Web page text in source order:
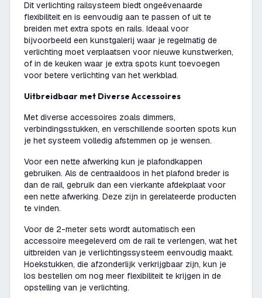
Dit verlichting railsysteem biedt ongeëvenaarde
flexibiliteit en is eenvoudig aan te passen of uit te
breiden met extra spots en rails. Ideaal voor
bijvoorbeeld een kunstgalerij waar je regelmatig de
verlichting moet verplaatsen voor nieuwe kunstwerken,
of in de keuken waar je extra spots kunt toevoegen
voor betere verlichting van het werkblad.
Uitbreidbaar met Diverse Accessoires
Met diverse accessoires zoals dimmers,
verbindingsstukken, en verschillende soorten spots kun
je het systeem volledig afstemmen op je wensen.
Voor een nette afwerking kun je plafondkappen
gebruiken. Als de centraaldoos in het plafond breder is
dan de rail, gebruik dan een vierkante afdekplaat voor
een nette afwerking. Deze zijn in gerelateerde producten
te vinden.
Voor de 2-meter sets wordt automatisch een
accessoire meegeleverd om de rail te verlengen, wat het
uitbreiden van je verlichtingssysteem eenvoudig maakt.
Hoekstukken, die afzonderlijk verkrijgbaar zijn, kun je
los bestellen om nog meer flexibiliteit te krijgen in de
opstelling van je verlichting.